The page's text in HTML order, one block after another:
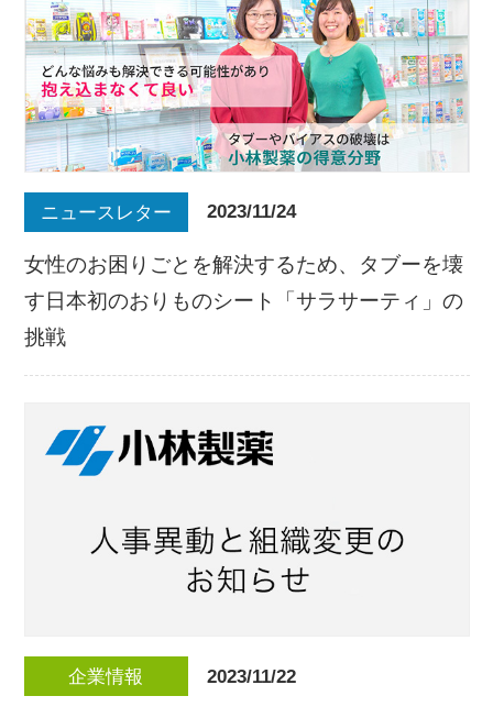
ニュースレター 2023/11/24
女性のお困りごとを解決するため、タブーを壊
す日本初のおりものシート「サラサーティ」の
挑戦
企業情報 2023/11/22